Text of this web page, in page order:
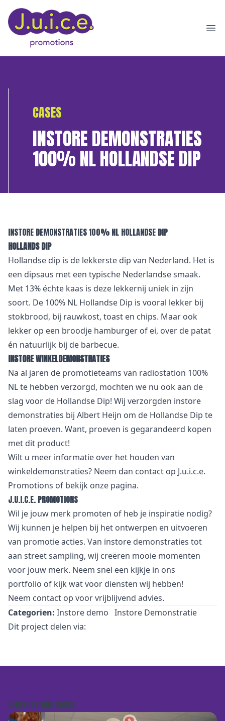
CASES
INSTORE DEMONSTRATIES
100% NL HOLLANDSE DIP
INSTORE DEMONSTRATIES 100% NL HOLLANDSE DIP
HOLLANDS DIP
Hollandse dip is de lekkerste dip van Nederland. Het is
een dipsaus met een typische Nederlandse smaak.
Met 13% échte kaas is deze lekkernij uniek in zijn
soort. De 100% NL Hollandse Dip is vooral lekker bij
stokbrood, bij rauwkost, toast en chips. Maar ook
lekker op een broodje hamburger of ei, over de patat
én natuurlijk bij de barbecue.
INSTORE WINKELDEMONSTRATIES
Na al jaren de promotieteams van radiostation 100%
NL te hebben verzorgd, mochten we nu ook aan de
slag voor de Hollandse Dip! Wij verzorgden instore
demonstraties bij Albert Heijn om de Hollandse Dip te
laten proeven. Want, proeven is gegarandeerd kopen
met dit product!
Wilt u meer informatie over het houden van
winkeldemonstraties? Neem dan contact op J.u.i.c.e.
Promotions of bekijk onze pagina.
J.U.I.C.E. PROMOTIONS
Wil je jouw merk promoten of heb je inspiratie nodig?
Wij kunnen je helpen bij het ontwerpen en uitvoeren
van promotie acties. Van instore demonstraties tot
aan street sampling, wij creëren mooie momenten
voor jouw merk. Neem snel een kijkje in ons
portfolio of kijk wat voor diensten wij hebben!
Neem contact op voor vrijblijvend advies.
Categorien: Instore demo Instore Demonstratie
Dit project delen via:
GERELATEERDE CASES